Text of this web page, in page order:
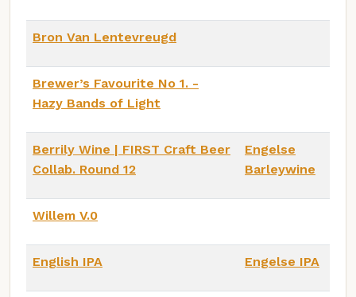
Bron Van Lentevreugd
Brewer’s Favourite No 1. -
Hazy Bands of Light
Berrily Wine | FIRST Craft Beer
Collab. Round 12
Engelse
Barleywine
Willem V.0
English IPA Engelse IPA